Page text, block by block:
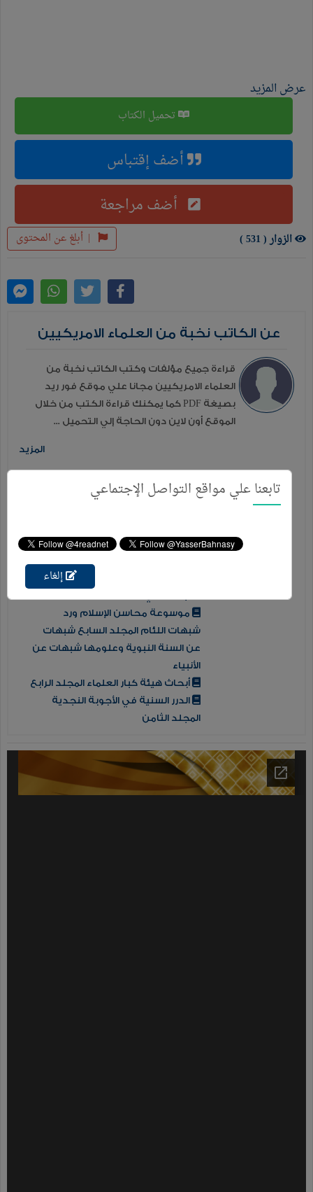
عرض المزيد
تحميل الكتاب
أضف إقتباس
أضف مراجعة
| أبلغ عن المحتوى الزوار ( 531 )
عن الكاتب نخبة من العلماء الامريكيين
قراءة جميع مؤلفات وكتب الكاتب نخبة من
العلماء الامريكيين مجانا علي موقع فور ريد
بصيغة PDF كما يمكنك قراءة الكتب من خلال
الموقع أون لاين دون الحاجة إلي التحميل ...
المزيد
الدرر السنية في الأجوبة النجدية
التفسير الوسيط للقرآن الكريم
موسوعة محاسن الإسلام ورد
شبهات اللئام المجلد السابع شبهات
عن السنة النبوية وعلومها شبهات عن
الأنبياء
أبحاث هيئة كبار العلماء المجلد الرابع
الدرر السنية في الأجوبة النجدية
المجلد الثامن
تابعنا علي مواقع التواصل الإجتماعي
إلغاء